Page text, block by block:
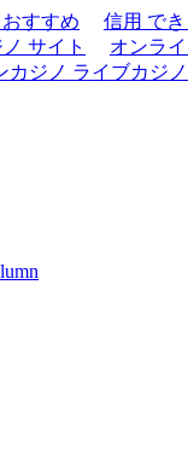
すすめ
信用 で
サイト オンラ
カジノ ライブカジノ